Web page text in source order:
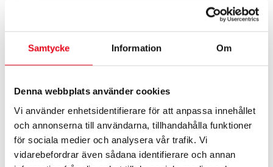
Samtycke Information Om
Denna webbplats använder cookies
Vi använder enhetsidentifierare för att anpassa innehållet
och annonserna till användarna, tillhandahålla funktioner
för sociala medier och analysera vår trafik. Vi
vidarebefordrar även sådana identifierare och annan
ELREP STARLINE 5MM 300M
SVART/VIT
Elstängselaggregat FOGA
Techtronic 12000 – 12,0 J 230
V